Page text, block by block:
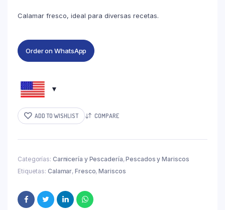
Calamar fresco, ideal para diversas recetas.
Order on WhatsApp
ADD TO WISHLIST COMPARE
Categorías: Carnicería y Pescadería,Pescados y Mariscos
Etiquetas: Calamar,Fresco,Mariscos